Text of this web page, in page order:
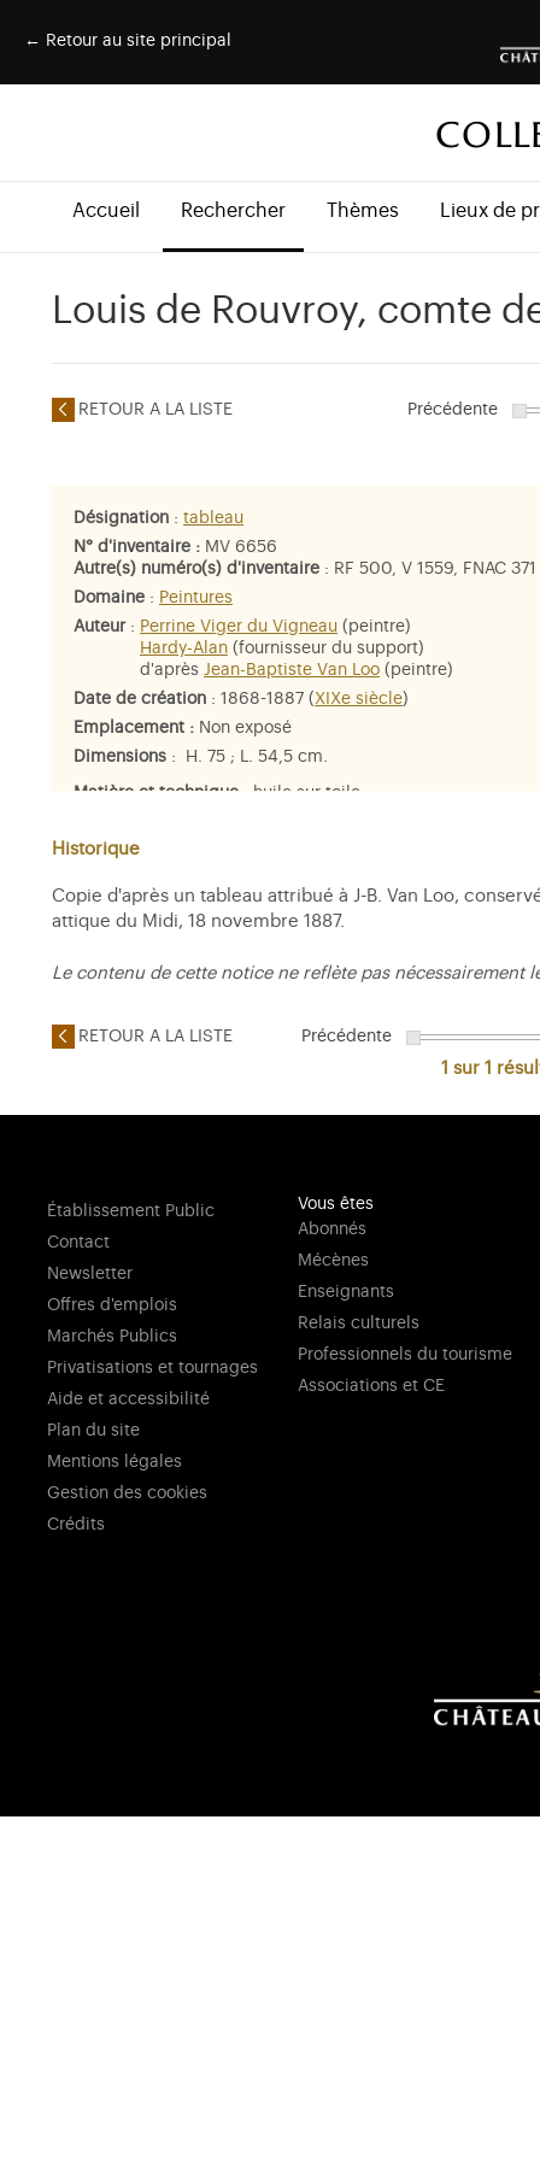
← Retour au site principal
Accueil Rechercher Thèmes Lieux de
Louis de Rouvroy, comte
RETOUR A LA LISTE Précédente
Désignation : tableau
N° d'inventaire : MV 6656
Autre(s) numéro(s) d'inventaire : RF 500, V 1559, FNAC 371
Domaine : Peintures
Auteur: Perrine Viger du Vigneau (peintre)
Hardy-Alan (fournisseur du support)
d'après Jean-Baptiste Van Loo (peintre)
Date de création : 1868-1887 ( XIXe siècle)
Emplacement : Non exposé
Dimensions : H. 75 ; L. 54,5 cm.
Matière et technique : huile sur toile
Historique
Copie d'après un tableau attribué à J-B. Van Loo,
attique du Midi, 18 novembre 1887.
Le contenu de cette notice ne reflète pas nécessairement
RETOUR A LA LISTE Précédente
1 sur 1
Établissement Public
Contact
Newsletter
Offres d'emplois
Marchés Publics
Privatisations et tournages
Aide et accessibilité
Plan du site
Mentions légales
Gestion des cookies
Crédits
Vous êtes
Abonnés
Mécènes
Enseignants
Relais culturels
Professionnels du tourisme
Associations et CE